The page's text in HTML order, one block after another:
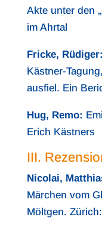
Akte unter den
im Ahrtal
Fricke, Rüdiger:
Kästner-
ausfiel. Ein
Hug, Remo:
Erich Kästners
III.
Nicolai,
Märchen vom
Möltgen.